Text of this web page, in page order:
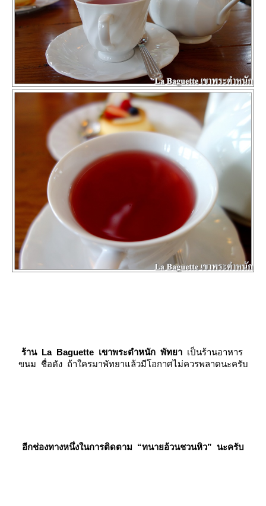
ร้าน La Baguette เขาพระตำหนัก พัทยาเป็นร้านอาหาร
ขนม ชื่อดัง ถ้าใครมาพัทยาแล้วมีโอกาศไม่ควรพลาดนะครับ
อีกช่องทางหนึ่งในการติดตาม “ทนายอ้วนชวนหิว” นะครับ